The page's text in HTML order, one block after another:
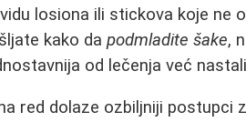
losiona ili stickova koje ne
kako dapodmladite šake,
od lečenja već
red dolaze ozbiljniji postupci